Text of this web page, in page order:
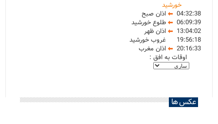
خورشید
04:32:38
اذان صبح
06:09:39
طلوع خورشید
13:04:02
اذان ظهر
19:56:18
غروب خورشید
20:16:33
اذان مغرب
اوقات به افق :
عکس ها